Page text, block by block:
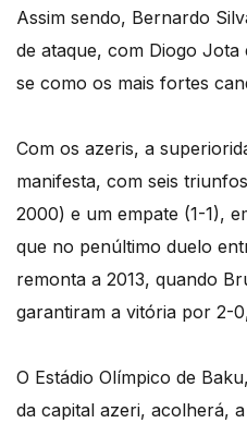
Assim sendo, Bernardo
de ataque, com Diogo
se como os mais fortes
Com os azeris, a
manifesta, com seis
2000) e um empate (1-1),
que no penúltimo duelo
remonta a 2013, quando
garantiram a vitória por 2-
O Estádio Olímpico de
da capital azeri, acolherá,